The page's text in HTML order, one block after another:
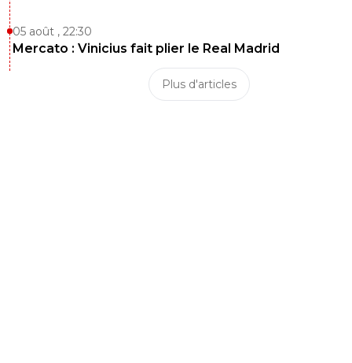
05 août , 22:30
Mercato : Vinicius fait plier le Real Madrid
Plus d'articles